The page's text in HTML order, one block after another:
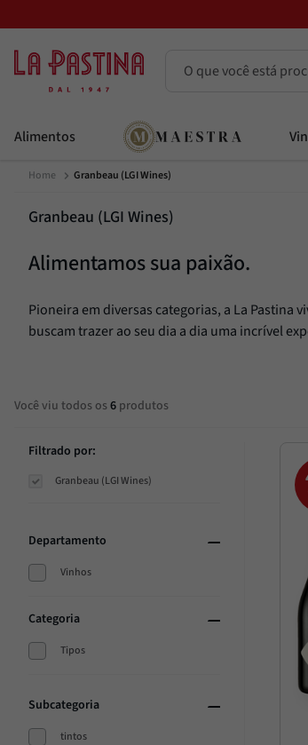
Alimentos
Granbeau (LGI Wines)
Granbeau (LGI Wines)
Alimentamos sua paixão.
Pioneira em diversas categorias, a La
buscam trazer ao seu dia a dia uma incrível
Você viu todos os6 produtos
Filtrado por:
Granbeau (LGI Wines)
Departamento
Vinhos
Categoria
Tipos
Subcategoria
tintos
3º Adobe
5º Bruschetta
7º Alcachofra
10º